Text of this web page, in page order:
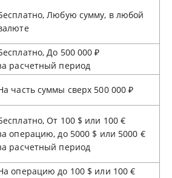
Любую сумму, в любой
До 500 000 ₽
расчетный период
часть суммы сверх 500 000 ₽
От 100 $ или 100 €
операцию, до 5000 $ или 5000 €
расчетный период
операцию до 100 $ или 100 €